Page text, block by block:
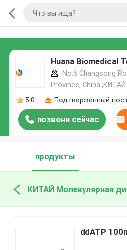
Huana Biomedical
No.6 Changsong
Province, China.,КИТАЙ
5.0
Подтверженный
позвони сейчас
продукты
КИТАЙ Молекулярная
ddATP